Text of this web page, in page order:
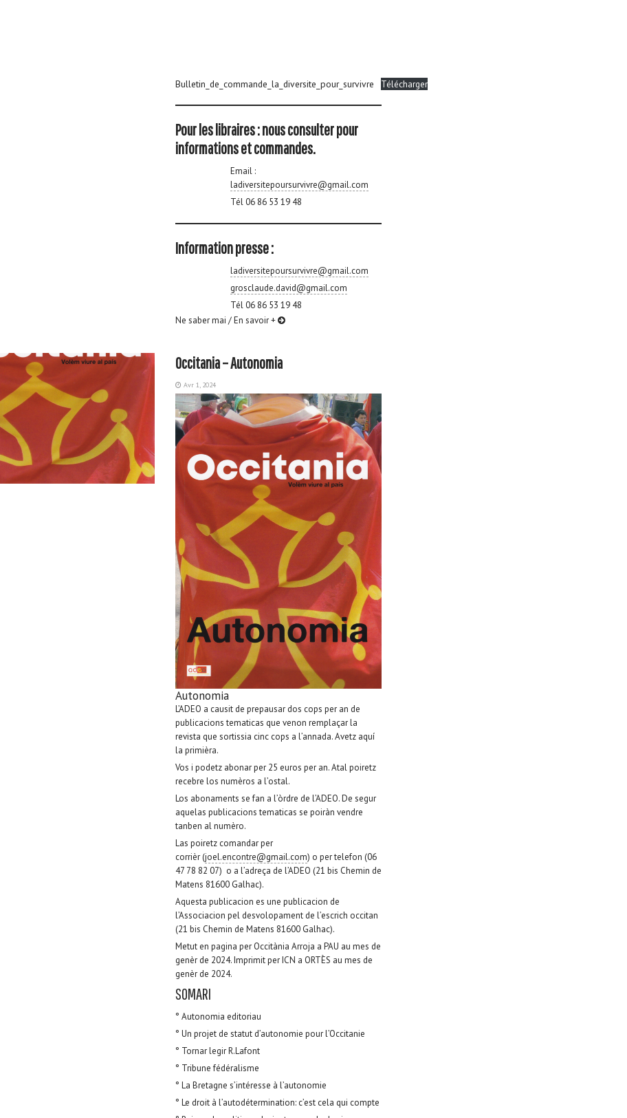
Bulletin_de_commande_la_diversite_pour_survivre Télécharger
Pour les libraires : nous consulter pour
informations et commandes.
Email :
ladiversitepoursurvivre@gmail.com
Tél 06 86 53 19 48
Information presse :
ladiversitepoursurvivre@gmail.com
grosclaude.david@gmail.com
Tél 06 86 53 19 48
Ne saber mai / En savoir +
Occitania – Autonomia
Avr 1, 2024
Autonomia
L’ADEO a causit de prepausar dos cops per an de
publicacions tematicas que venon remplaçar la
revista que sortissia cinc cops a l’annada. Avetz aquí
la primièra.
Vos i podetz abonar per 25 euros per an. Atal poiretz
recebre los numèros a l’ostal.
Los abonaments se fan a l’òrdre de l’ADEO. De segur
aquelas publicacions tematicas se poiràn vendre
tanben al numèro.
Las poiretz comandar per
corrièr (joel.encontre@gmail.com) o per telefon (06
47 78 82 07) o a l’adreça de l’ADEO (21 bis Chemin de
Matens 81600 Galhac).
Aquesta publicacion es une publicacion de
l’Associacion pel desvolopament de l’escrich occitan
(21 bis Chemin de Matens 81600 Galhac).
Metut en pagina per Occitània Arroja a PAU au mes de
genèr de 2024. Imprimit per ICN a ORTÈS au mes de
genèr de 2024.
SOMARI
° Autonomia editoriau
° Un projet de statut d’autonomie pour l’Occitanie
° Tornar legir R.Lafont
° Tribune fédéralisme
° La Bretagne s’intéresse à l’autonomie
° Le droit à l’autodétermination: c’est cela qui compte